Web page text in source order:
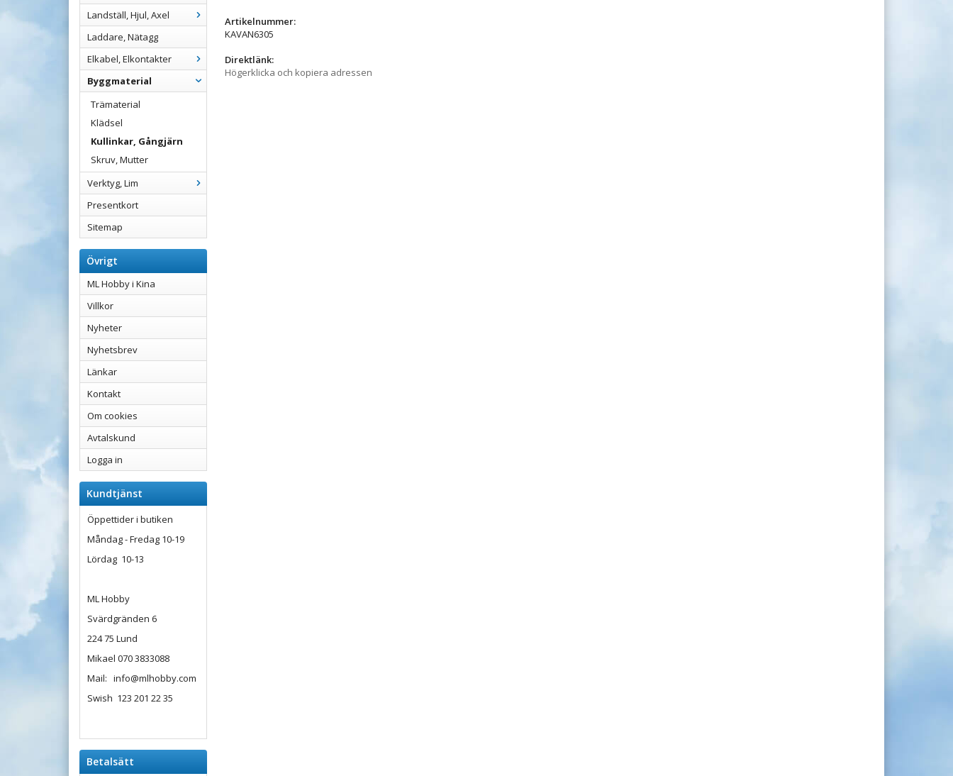
Landställ, Hjul, Axel
Laddare, Nätagg
Elkabel, Elkontakter
Byggmaterial
Trämaterial
Klädsel
Kullinkar, Gångjärn
Skruv, Mutter
Verktyg, Lim
Presentkort
Sitemap
Övrigt
ML Hobby i Kina
Villkor
Nyheter
Nyhetsbrev
Länkar
Kontakt
Om cookies
Avtalskund
Logga in
Kundtjänst
Öppettider i butiken
Måndag - Fredag 10-19
Lördag 10-13
ML Hobby
Svärdgränden 6
224 75 Lund
Mikael 070 3833088
Mail: info@mlhobby.com
Swish 123 201 22 35
Betalsätt
Artikelnummer:
KAVAN6305
Direktlänk:
Högerklicka och kopiera adressen